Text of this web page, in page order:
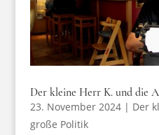
Der kleine Herr K. und die
23. November 2024| Der
große Politik